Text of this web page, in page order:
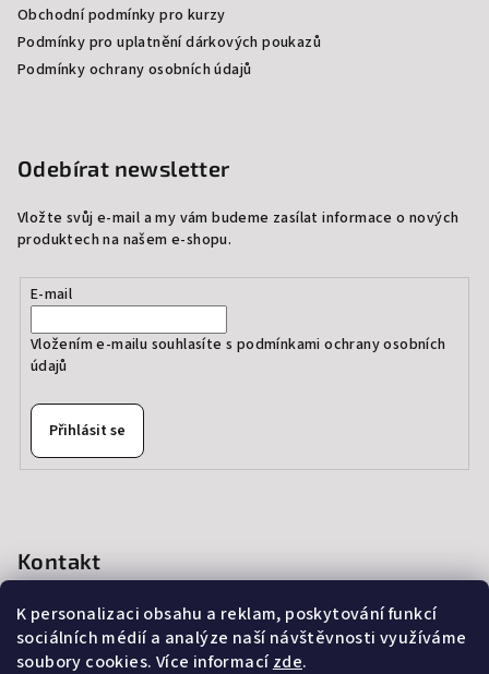
K personalizaci obsahu a reklam, poskytování funkcí
sociálních médií a analýze naší návštěvnosti využíváme
soubory cookies. Více informacízde.
Obchodní podmínky pro kurzy
Podmínky pro uplatnění dárkových poukazů
Podmínky ochrany osobních údajů
Odebírat newsletter
Vložte svůj e-mail a my vám budeme zasílat informace o nových
produktech na našem e-shopu.
E-mail
Vložením e-mailu souhlasíte s podmínkami ochrany osobních
údajů
Přihlásit se
Kontakt
info@thedressprague.com
+420 724 244 022